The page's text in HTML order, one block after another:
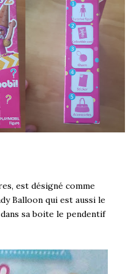
est désigné comme
Balloon qui est aussi le
sa boite le pendentif